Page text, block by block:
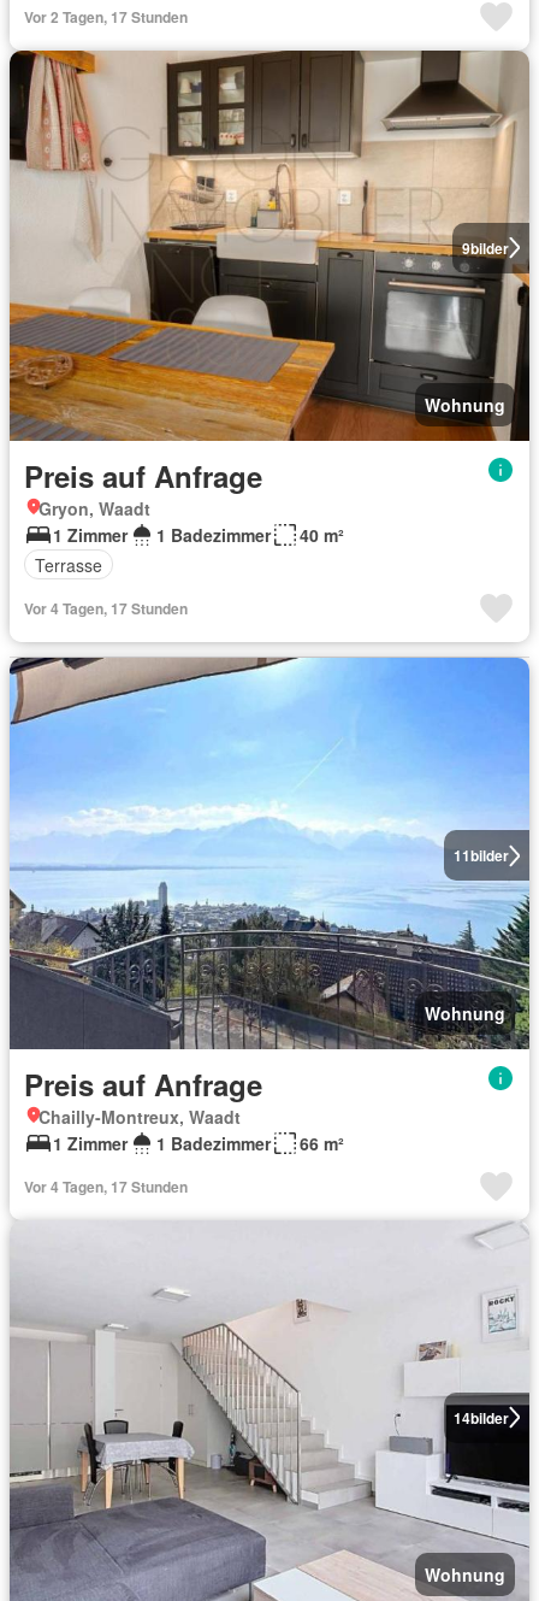
Vor 2 Tagen, 17 Stunden
9bilder
Wohnung
Preis auf Anfrage
Gryon, Waadt
1 Zimmer
1 Badezimmer
40 m²
Terrasse
Vor 4 Tagen, 17 Stunden
11bilder
Wohnung
Preis auf Anfrage
Chailly-Montreux, Waadt
1 Zimmer
1 Badezimmer 66 m²
Vor 4 Tagen, 17 Stunden
14bilder
Wohnung